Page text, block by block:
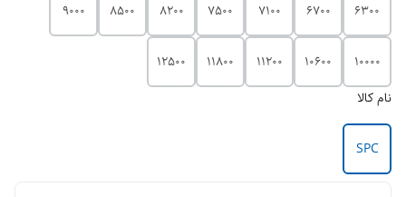
6300
6700
7100
7500
8200
8500
9000
10000
10600
11200
11800
12500
نام کالا
SPC